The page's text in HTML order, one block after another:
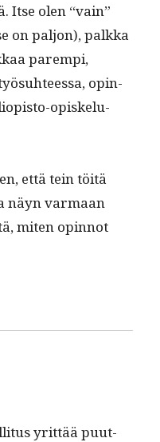
Itse olen “vain”
on paljon), palk­ka
parem­pi,
opin­
opiskelu­
että tein töitä
näyn var­maan
miten opin­not
yrit­tää puut­